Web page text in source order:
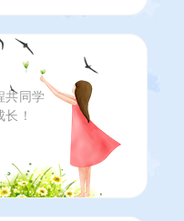
元完整修复跨服版】
最新整理Linux手工服
务端+安卓苹果双端
+GM授权后台+代理
后台+假人陪玩+详细
搭建教程+视频教程
共同学
！